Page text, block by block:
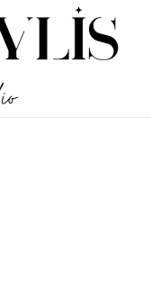
malicious